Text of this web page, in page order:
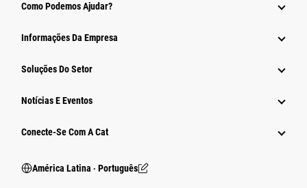
Como Podemos Ajudar?
Informações Da Empresa
Soluções Do Setor
Notícias E Eventos
Conecte-Se Com A Cat
América Latina ‧ Português